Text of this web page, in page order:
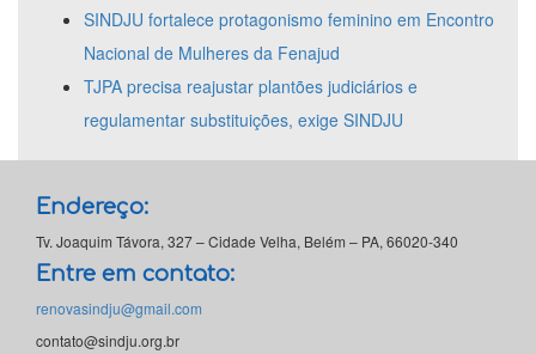
SINDJU fortalece protagonismo feminino em Encontro
Nacional de Mulheres da Fenajud
TJPA precisa reajustar plantões judiciários e
regulamentar substituições, exige SINDJU
Endereço:
Tv. Joaquim Távora, 327 – Cidade Velha, Belém – PA, 66020-340
Entre em contato:
renovasindju@gmail.com
contato@sindju.org.br